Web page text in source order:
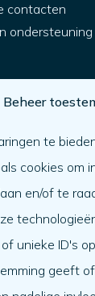
Beheer
te
cookies om
en/of te
unieke ID's
geeft
contacten
ondersteuning